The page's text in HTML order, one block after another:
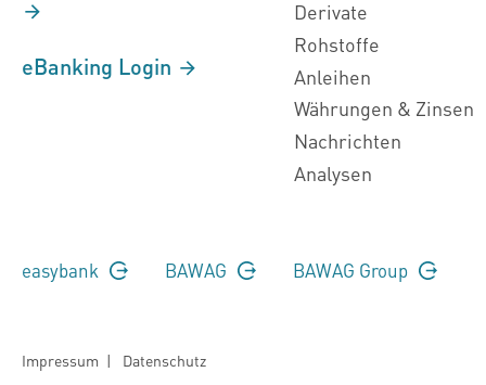
eBanking Login
Derivate
Rohstoffe
Anleihen
Währungen & Zinsen
Nachrichten
Analysen
easybank BAWAG BAWAG Group
Impressum | Datenschutz